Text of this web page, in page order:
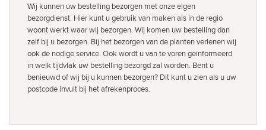
Wij kunnen uw bestelling bezorgen met onze eigen
bezorgdienst. Hier kunt u gebruik van maken als in de regio
woont werkt waar wij bezorgen. Wij komen uw bestelling dan
zelf bij u bezorgen. Bij het bezorgen van de planten verlenen wij
ook de nodige service. Ook wordt u van te voren geïnformeerd
in welk tijdvlak uw bestelling bezorgd zal worden. Bent u
benieuwd of wij bij u kunnen bezorgen? Dit kunt u zien als u uw
postcode invult bij het afrekenproces.